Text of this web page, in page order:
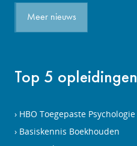
Meer nieuws
Top 5 opleidingen
HBO Toegepaste Psychologie
Basiskennis Boekhouden